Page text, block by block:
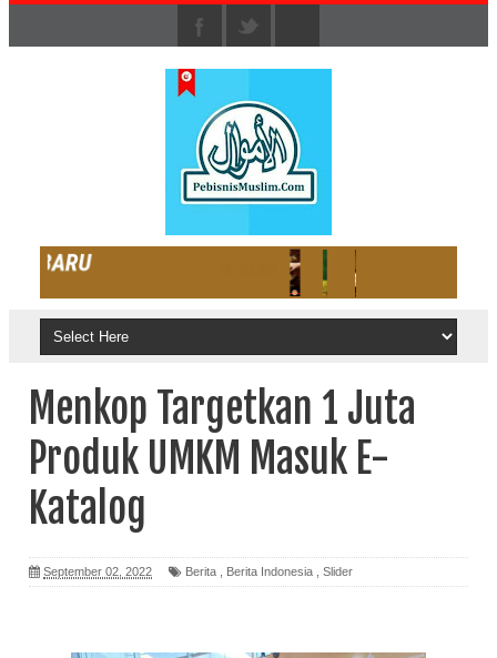
Menkop Targetkan 1 Juta
Produk UMKM Masuk E-
Katalog
September 02, 2022 Berita Berita Indonesia Slider